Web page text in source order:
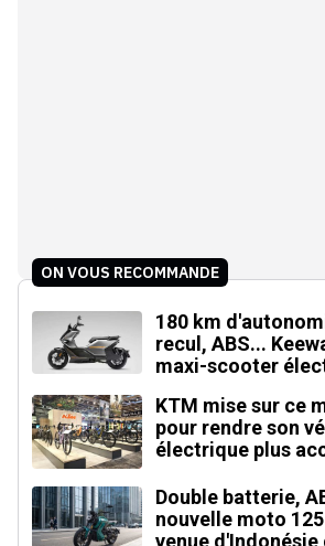
ON VOUS RECOMMANDE
180 km
recul, ABS...
maxi-scooter
KTM mise sur ce
pour rendre son
électrique plus
Double batterie,
nouvelle moto
venue d'Indonésie